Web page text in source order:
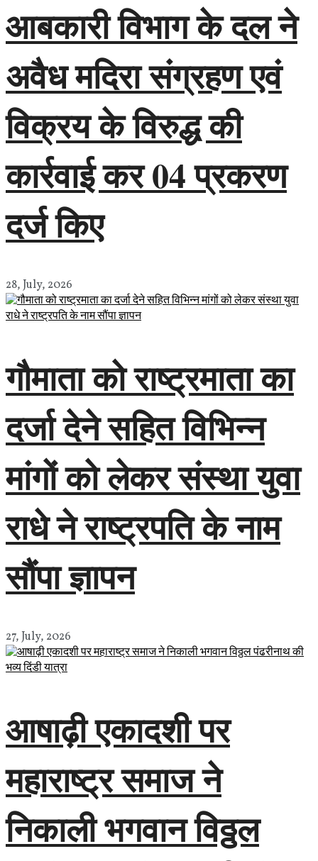
आबकारी विभाग के दल ने
अवैध मदिरा संग्रहण एवं
विक्रय के विरुद्ध की
कार्रवाई कर 04 प्रकरण
दर्ज किए
28, July, 2026
गौमाता को राष्ट्रमाता का
दर्जा देने सहित विभिन्न
मांगों को लेकर संस्था युवा
राधे ने राष्ट्रपति के नाम
सौंपा ज्ञापन
27, July, 2026
आषाढ़ी एकादशी पर
महाराष्ट्र समाज ने
निकाली भगवान विठ्ठल